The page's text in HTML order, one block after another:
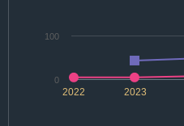
2022 2023
0
100